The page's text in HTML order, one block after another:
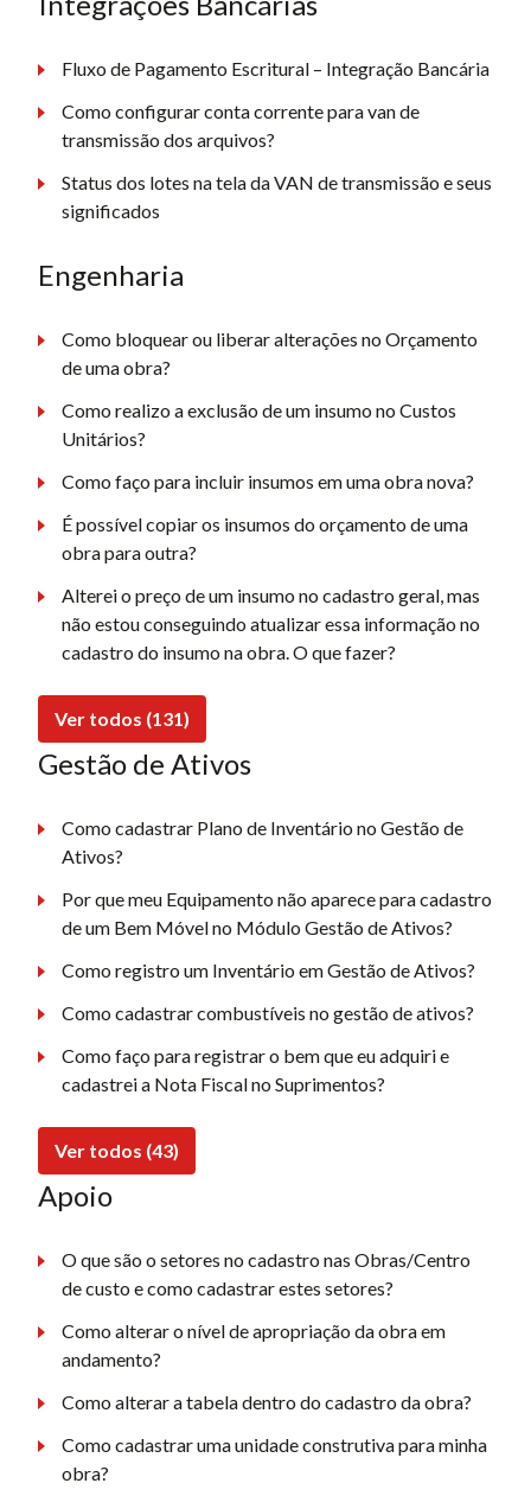
Fluxo de Pagamento Escritural – Integração Bancária
Como configurar conta corrente para van de
transmissão dos arquivos?
Status dos lotes na tela da VAN de transmissão e seus
significados
Engenharia
Como bloquear ou liberar alterações no Orçamento
de uma obra?
Como realizo a exclusão de um insumo no Custos
Unitários?
Como faço para incluir insumos em uma obra nova?
É possível copiar os insumos do orçamento de uma
obra para outra?
Alterei o preço de um insumo no cadastro geral, mas
não estou conseguindo atualizar essa informação no
cadastro do insumo na obra. O que fazer?
Ver todos (131)
Gestão de Ativos
Como cadastrar Plano de Inventário no Gestão de
Ativos?
Por que meu Equipamento não aparece para cadastro
de um Bem Móvel no Módulo Gestão de Ativos?
Como registro um Inventário em Gestão de Ativos?
Como cadastrar combustíveis no gestão de ativos?
Como faço para registrar o bem que eu adquiri e
cadastrei a Nota Fiscal no Suprimentos?
Ver todos (43)
Apoio
O que são o setores no cadastro nas Obras/Centro
de custo e como cadastrar estes setores?
Como alterar o nível de apropriação da obra em
andamento?
Como alterar a tabela dentro do cadastro da obra?
Como cadastrar uma unidade construtiva para minha
obra?